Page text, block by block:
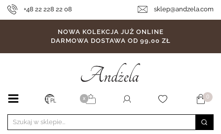
+48 22 228 22 08 sklep@andzela.com
NOWA KOLEKCJA JUŻ ONLINE
DARMOWA DOSTAWA OD 99,00 ZŁ
PL X 0